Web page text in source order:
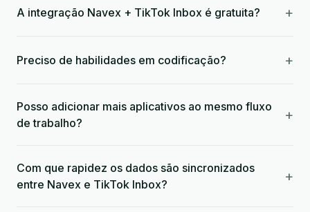
A integração Navex + TikTok Inbox é gratuita? +
Preciso de habilidades em codificação? +
Posso adicionar mais aplicativos ao mesmo fluxo
de trabalho?
+
Com que rapidez os dados são sincronizados
entre Navex e TikTok Inbox?
+